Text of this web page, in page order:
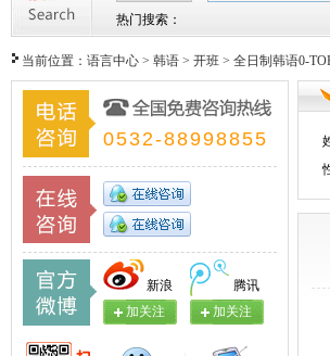
热门搜索：
当前位置： 语言中心 > 韩语 > 开班 > 全日制韩语0-
0532-88998855
腾讯
加关注
新浪
加关注